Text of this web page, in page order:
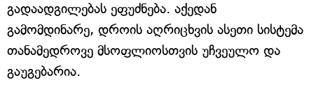
გადაადგილებას ეფუძნება. აქედან
გამომდინარე, დროის აღრიცხვის ასეთი სისტემა
თანამედროვე მსოფლიოსთვის უჩვეულო და
გაუგებარია.